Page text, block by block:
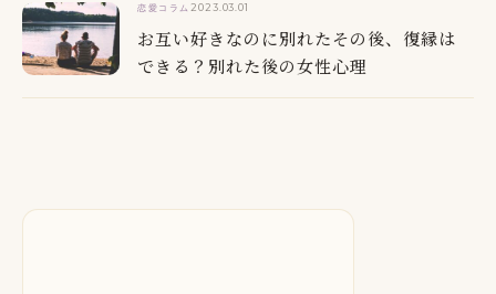
恋愛コラム 2023.03.01
お互い好きなのに別れたその後、復縁は
できる？別れた後の女性心理